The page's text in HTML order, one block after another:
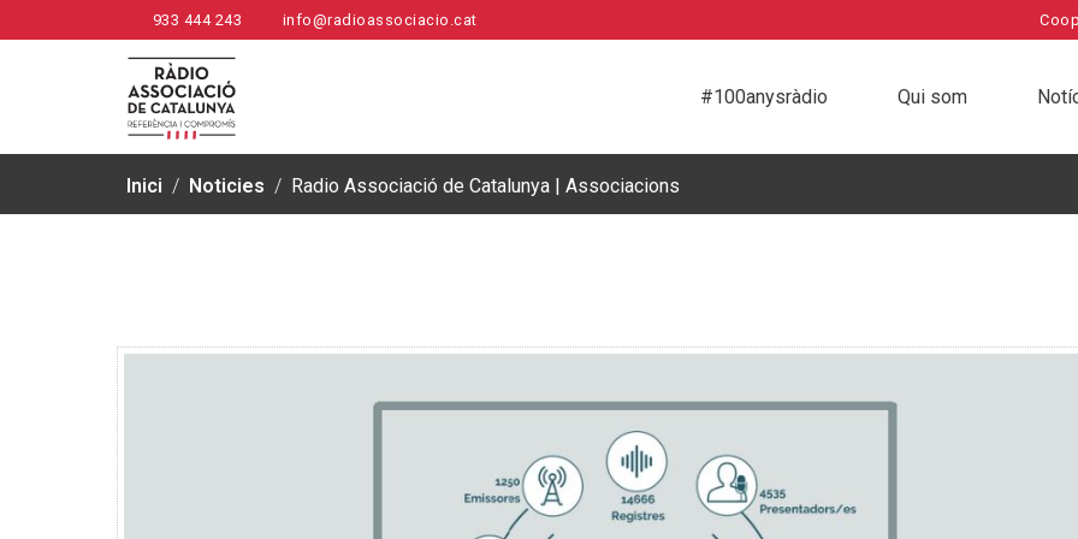
933 444 243 info@radioassociacio.cat
#100anysràdio Qui som
Inici / Noticies / Radio Associació de Catalunya | Associacions